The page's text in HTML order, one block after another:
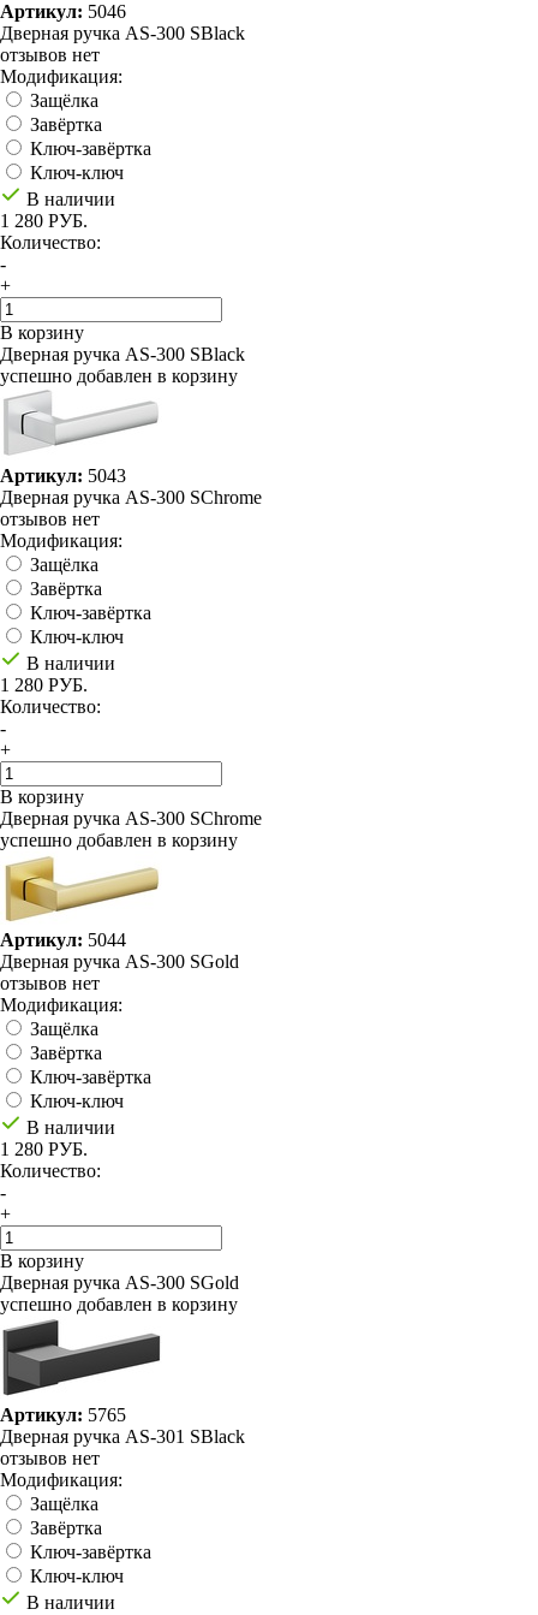
Артикул: 5046
Дверная ручка AS-300 SBlack
отзывов нет
Модификация:
Защёлка
Завёртка
Ключ-завёртка
Ключ-ключ
В наличии
1 280 РУБ.
Количество:
-
+
В корзину
Дверная ручка AS-300 SBlack
успешно добавлен в корзину
Артикул: 5043
Дверная ручка AS-300 SChrome
отзывов нет
Модификация:
Защёлка
Завёртка
Ключ-завёртка
Ключ-ключ
В наличии
1 280 РУБ.
Количество:
-
+
В корзину
Дверная ручка AS-300 SChrome
успешно добавлен в корзину
Артикул: 5044
Дверная ручка AS-300 SGold
отзывов нет
Модификация:
Защёлка
Завёртка
Ключ-завёртка
Ключ-ключ
В наличии
1 280 РУБ.
Количество:
-
+
В корзину
Дверная ручка AS-300 SGold
успешно добавлен в корзину
Артикул: 5765
Дверная ручка AS-301 SBlack
отзывов нет
Модификация:
Защёлка
Завёртка
Ключ-завёртка
Ключ-ключ
В наличии